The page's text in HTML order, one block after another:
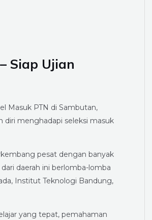
Siap Ujian
Masuk PTN di Sambutan,
diri menghadapi seleksi masuk
pesat dengan banyak
daerah ini berlomba-lomba
Institut Teknologi Bandung,
yang tepat, pemahaman